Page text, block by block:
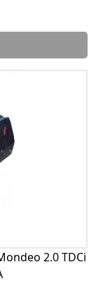
2.0 TDCi